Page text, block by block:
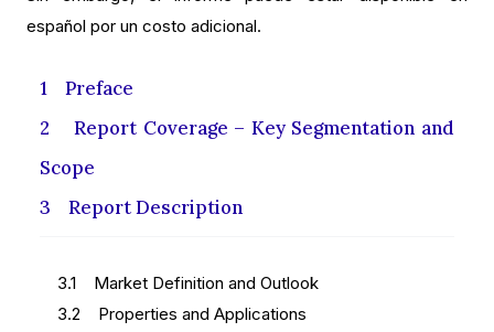
español por un costo adicional.
1 Preface
2 Report Coverage – Key Segmentation and
Scope
3 Report Description
3.1 Market Definition and Outlook
3.2 Properties and Applications